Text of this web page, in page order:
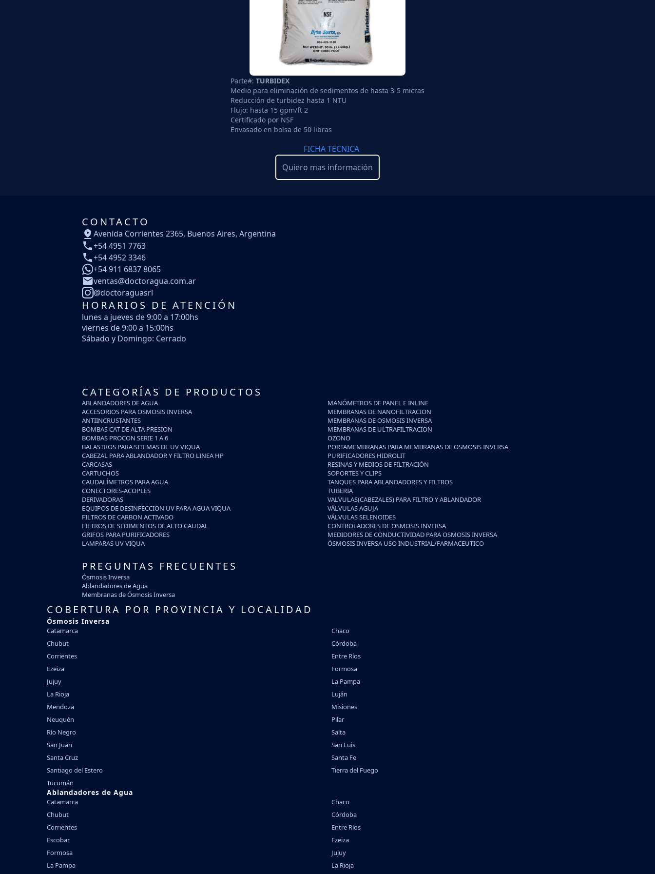
Parte#: TURBIDEX
Medio para eliminación de sedimentos de hasta 3-5 micras
Reducción de turbidez hasta 1 NTU
Flujo: hasta 15 gpm/ft 2
Certificado por NSF
Envasado en bolsa de 50 libras
FICHA TECNICA
Quiero mas información
CONTACTO
Avenida Corrientes 2365, Buenos Aires, Argentina
+54 4951 7763
+54 4952 3346
+54 911 6837 8065
ventas@doctoragua.com.ar
@doctoraguasrl
HORARIOS DE ATENCIÓN
lunes a jueves de 9:00 a 17:00hs
viernes de 9:00 a 15:00hs
Sábado y Domingo: Cerrado
CATEGORÍAS DE PRODUCTOS
ABLANDADORES DE AGUA
ACCESORIOS PARA OSMOSIS INVERSA
ANTIINCRUSTANTES
BOMBAS CAT DE ALTA PRESION
BOMBAS PROCON SERIE 1 A 6
BALASTROS PARA SITEMAS DE UV VIQUA
CABEZAL PARA ABLANDADOR Y FILTRO LINEA HP
CARCASAS
CARTUCHOS
CAUDALÍMETROS PARA AGUA
CONECTORES-ACOPLES
DERIVADORAS
EQUIPOS DE DESINFECCION UV PARA AGUA VIQUA
FILTROS DE CARBON ACTIVADO
FILTROS DE SEDIMENTOS DE ALTO CAUDAL
GRIFOS PARA PURIFICADORES
LAMPARAS UV VIQUA
MANÓMETROS DE PANEL E INLINE
MEMBRANAS DE NANOFILTRACION
MEMBRANAS DE OSMOSIS INVERSA
MEMBRANAS DE ULTRAFILTRACION
OZONO
PORTAMEMBRANAS PARA MEMBRANAS DE OSMOSIS INVERSA
PURIFICADORES HIDROLIT
RESINAS Y MEDIOS DE FILTRACIÓN
SOPORTES Y CLIPS
TANQUES PARA ABLANDADORES Y FILTROS
TUBERIA
VALVULAS(CABEZALES) PARA FILTRO Y ABLANDADOR
VÁLVULAS AGUJA
VÁLVULAS SELENOIDES
CONTROLADORES DE OSMOSIS INVERSA
MEDIDORES DE CONDUCTIVIDAD PARA OSMOSIS INVERSA
ÓSMOSIS INVERSA USO INDUSTRIAL/FARMACEUTICO
PREGUNTAS FRECUENTES
Ósmosis Inversa
Ablandadores de Agua
Membranas de Ósmosis Inversa
COBERTURA POR PROVINCIA Y LOCALIDAD
Ósmosis Inversa
Catamarca
Chaco
Chubut
Córdoba
Corrientes
Entre Ríos
Ezeiza
Formosa
Jujuy
La Pampa
La Rioja
Luján
Mendoza
Misiones
Neuquén
Pilar
Río Negro
Salta
San Juan
San Luis
Santa Cruz
Santa Fe
Santiago del Estero
Tierra del Fuego
Tucumán
Ablandadores de Agua
Catamarca
Chaco
Chubut
Córdoba
Corrientes
Entre Ríos
Escobar
Ezeiza
Formosa
Jujuy
La Pampa
La Rioja